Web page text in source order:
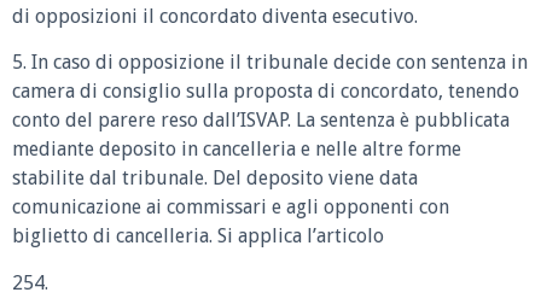
di opposizioni il concordato diventa esecutivo.
5. In caso di opposizione il tribunale decide con sentenza in
camera di consiglio sulla proposta di concordato, tenendo
conto del parere reso dall’ISVAP. La sentenza è pubblicata
mediante deposito in cancelleria e nelle altre forme
stabilite dal tribunale. Del deposito viene data
comunicazione ai commissari e agli opponenti con
biglietto di cancelleria. Si applica l’articolo
254.